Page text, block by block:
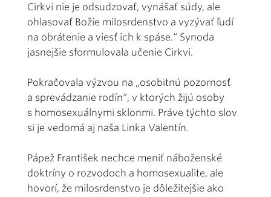
Cirkvi nie je odsudzovať, vynášať súdy, ale
ohlasovať Božie milosrdenstvo a vyzývať ľudí
na obrátenie a viesť ich k spáse.“ Synoda
jasnejšie sformulovala učenie Cirkvi.
Pokračovala výzvou na „osobitnú pozornosť
a sprevádzanie rodín“, v ktorých žijú osoby
s homosexuálnymi sklonmi. Práve týchto slov
si je vedomá aj naša Linka Valentín.
Pápež František nechce meniť náboženské
doktríny o rozvodoch a homosexualite, ale
hovorí, že milosrdenstvo je dôležitejšie ako